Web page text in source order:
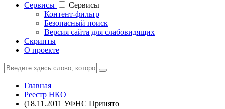
Cервисы
Cервисы
Контент-фильтр
Безопасный поиск
Версия сайта для слабовидящих
Скрипты
О проекте
Главная
Реестр НКО
(18.11.2011 УФНС Принято